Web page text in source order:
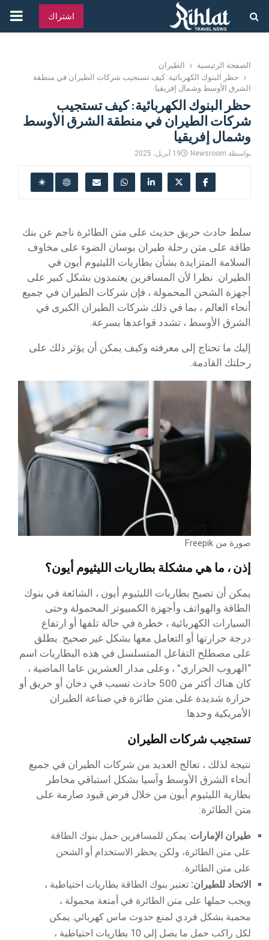
اشتراك
الصفحة الرئيسية
الطيران
حظر البنوك الكهربائية: كيف تستجيب شركات الطيران في منطقة
الشرق الأوسط وشمال إفريقيا
حظر البنوك الكهربائية: كيف تستجيب
شركات الطيران في منطقة الشرق الأوسط
وشمال إفريقيا
بواسطة Newsroom 19 أبريل، 2025
سلط حادث حريق حديث على متن الطائرة ناجم عن بنك
طاقة على متن رحلة طيران بوسان الضوء على مخاوف
السلامة المتزايدة بشأن بطاريات الليثيوم أيون في
الطيران. نظرا لأن المسافرين يعتمدون بشكل كبير على
أجهزة الشحن المحمولة ، فإن شركات الطيران في جميع
أنحاء العالم ، بما في ذلك شركات الطيران الكبرى في
الشرق الأوسط ، تشدد قواعدها بسرعة.
إليك ما تحتاج إلى معرفته وكيف يمكن أن يؤثر ذلك على
رحلتك القادمة.
صورة من Freepik
إذن ، ما هي مشكلة بطاريات الليثيوم أيون؟
يمكن أن تصبح بطاريات الليثيوم أيون ، الشائعة في بنوك
الطاقة والهواتف وأجهزة الكمبيوتر المحمولة وحتى
السيارات الكهربائية ، خطرة في حالة تلفها أو ارتفاع
درجة حرارتها أو التعامل معها بشكل غير صحيح. يطلق
على مصطلح التفاعل المتسلسل في هذه البطاريات اسم
“الهروب الحراري” ، وعلى مدار العشرين عاما الماضية ،
كان هناك أكثر من 500 حادث تسبب في دخان أو حريق أو
حرارة شديدة على متن طائرة في صناعة الطيران
الأمريكية وحدها.
تستجيب شركات الطيران
نتيجة لذلك ، تعالج العديد من شركات الطيران في جميع
أنحاء الشرق الأوسط وآسيا بشكل استباقي مخاطر
بطارية الليثيوم أيون من خلال فرض قيود صارمة على
متن الطائرة:
طيران الإمارات: يمكن للمسافرين حمل بنوك الطاقة
على متن الطائرة، ولكن يحظر الاستخدام أو الشحن
على متن الطائرة.
الاتحاد للطيران: تعتبر بنوك الطاقة بطاريات احتياطية ،
ويجب حملها على متن الطائرة في أمتعة محمولة ،
محمية بشكل فردي لمنع حدوث ماس كهربائي. يمكن
لكل راكب حمل ما يصل إلى 10 بطاريات احتياطية ،